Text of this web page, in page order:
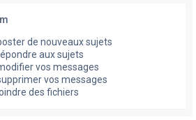
de nouveaux sujets
aux sujets
vos messages
vos messages
des fichiers